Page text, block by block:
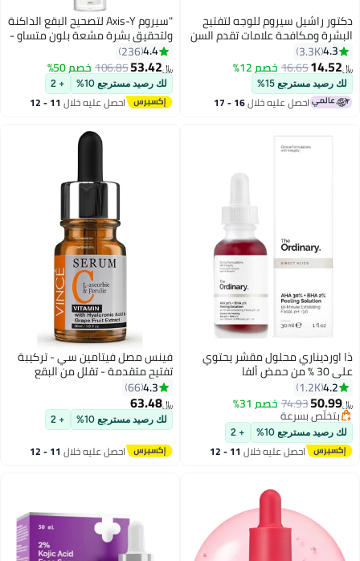
دكتور راشيل سيروم للوجه لتفتيح
البشرة ومكافحة علامات تقدم السن
بفيتامين C برتقالي 50ملليلتر
4.3
3.3K
﷼‏14.52
16.65خصم 12%
لك رصيد مسترجع 15%
احصل عليه خلال 16 - 17
اغسطس
"سيروم Axis-Y لتصحيح البقع الداكنة
ولتحقيق بشرة مشعة بلون متساوٍ -
يفتح ويخفي البقع الداكنة
4.4
236
﷼‏53.42
106.85خصم 50%
لك رصيد مسترجع 10% + 2
احصل عليه خلال 11 - 12
اغسطس
ذا اورديناري محلول مقشر يحتوي
على 30 % من حمض ألفا
هيدروكسي 30ملليلتر
4.2
1.2K
﷼‏50.99
74.93خصم 31%
بتخلّص بسرعة
بتخلّص بسرعة
لك رصيد مسترجع 10% + 2
احصل عليه خلال 11 - 12
فينس مصل فيتامين سي - تركيبة
تفتيح متقدمة - تقلل من البقع
الداكنة وأضرار الشمس وفرط
التصبغ، وتوحد لون البشرة، وتنعم
الملمس وتعزز توهج الشباب -
لجميع أنواع البشرة، 30 مل
4.3
66
﷼‏63.48
لك رصيد مسترجع 10% + 2
احصل عليه خلال 11 - 12